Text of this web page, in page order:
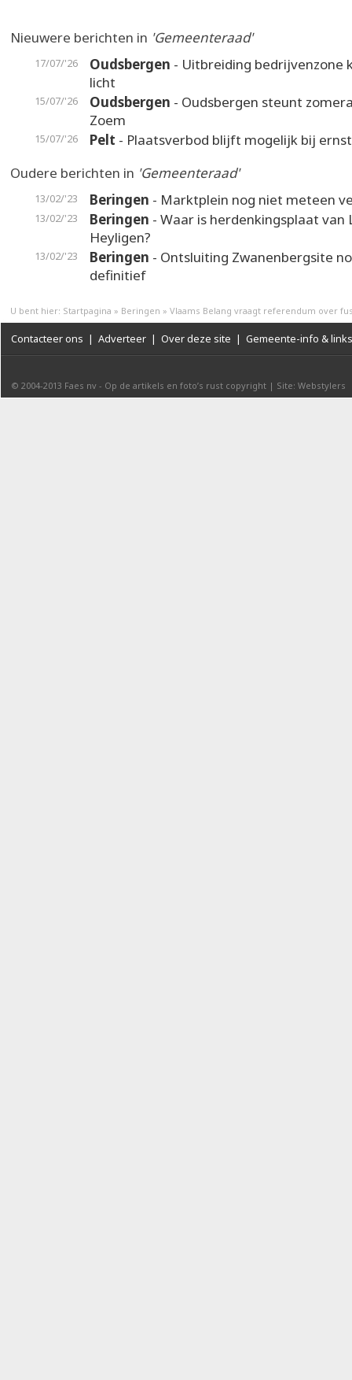
Nieuwere berichten in 'Gemeenteraad'
17/07/'26 Oudsbergen - Uitbreiding bedrijvenzone
licht
15/07/'26 Oudsbergen - Oudsbergen steunt
Zoem
15/07/'26 Pelt - Plaatsverbod blijft mogelijk bij
Oudere berichten in 'Gemeenteraad'
13/02/'23 Beringen - Marktplein nog niet meteen
13/02/'23 Beringen - Waar is herdenkingsplaat van
Heyligen?
13/02/'23 Beringen - Ontsluiting Zwanenbergsite
definitief
U bent hier: Startpagina » Beringen » Vlaams Belang vraagt referendum over
Contacteer ons | Adverteer | Over deze site | Gemeente-info & links
© 2004-2013 Faes nv - Op de artikels en foto’s rust copyright | Site: Webstylers